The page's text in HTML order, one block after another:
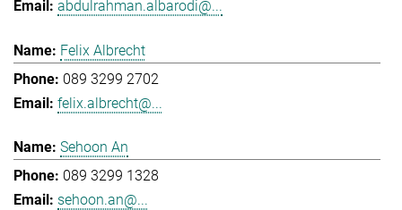
abdulrahman.albarodi@...
Felix Albrecht
089 3299 2702
felix.albrecht@...
Sehoon An
089 3299 1328
sehoon.an@...